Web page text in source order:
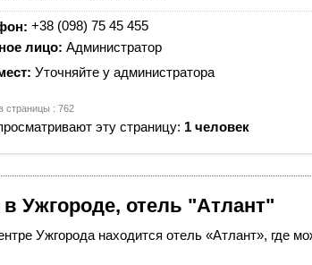
+38 (098) 75 45 455
лицо: Администратор
Уточняйте у администратора
страницы : 762
эту страницу: 1 человек
Ужгороде, отель "Атлант"
Ужгорода находится отель «Атлант», где